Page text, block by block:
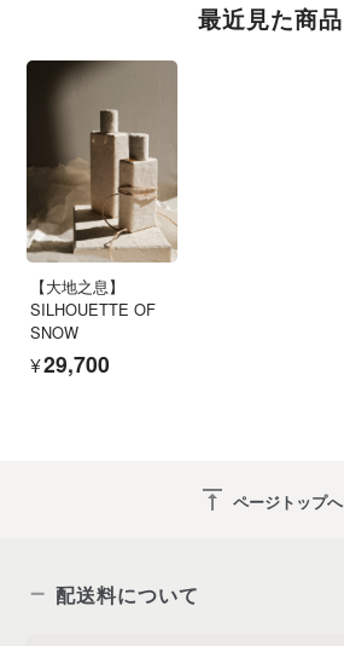
最近見た商品
【大地之息】
SILHOUETTE OF
SNOW
¥29,700
vertical_align_top ページトップへ
配送料について